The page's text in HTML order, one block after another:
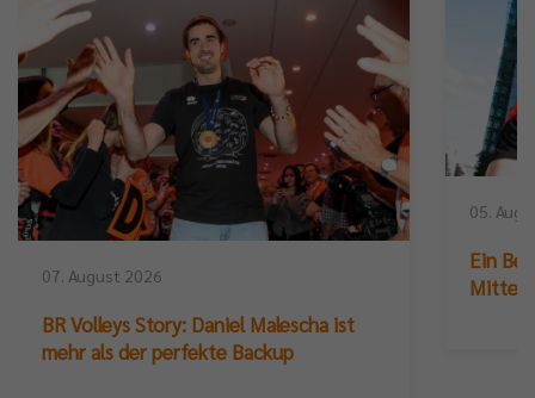
07. August 2026
BR Volleys Story: Daniel Malescha ist
mehr als der perfekte Backup
05.
Ein